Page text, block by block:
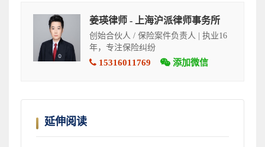
姜瑛律师 - 上海沪派律师事务所
创始合伙人 / 保险案件负责人 | 执业16
年，专注保险纠纷
15316011769 添加微信
延伸阅读